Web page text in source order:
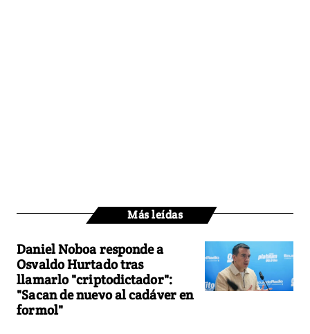
Más leídas
Daniel Noboa responde a
Osvaldo Hurtado tras
llamarlo "criptodictador":
"Sacan de nuevo al cadáver en
formol"